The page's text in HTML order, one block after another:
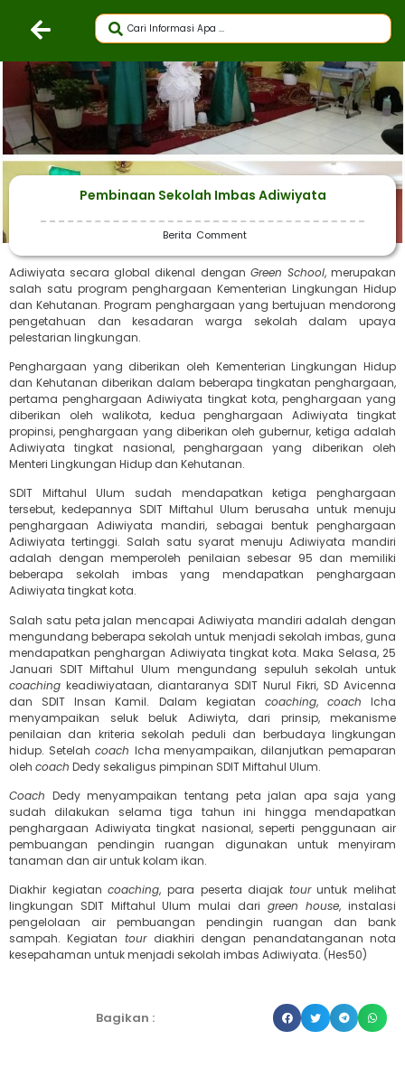
Pembinaan Sekolah Imbas Adiwiyata
Berita Comment
Adiwiyata secara global dikenal dengan Green School, merupakan
salah satu program penghargaan Kementerian Lingkungan Hidup
dan Kehutanan. Program penghargaan yang bertujuan mendorong
pengetahuan dan kesadaran warga sekolah dalam upaya
pelestarian lingkungan.
Penghargaan yang diberikan oleh Kementerian Lingkungan Hidup
dan Kehutanan diberikan dalam beberapa tingkatan penghargaan,
pertama penghargaan Adiwiyata tingkat kota, penghargaan yang
diberikan oleh walikota, kedua penghargaan Adiwiyata tingkat
propinsi, penghargaan yang diberikan oleh gubernur, ketiga adalah
Adiwiyata tingkat nasional, penghargaan yang diberikan oleh
Menteri Lingkungan Hidup dan Kehutanan.
SDIT Miftahul Ulum sudah mendapatkan ketiga penghargaan
tersebut, kedepannya SDIT Miftahul Ulum berusaha untuk menuju
penghargaan Adiwiyata mandiri, sebagai bentuk penghargaan
Adiwiyata tertinggi. Salah satu syarat menuju Adiwiyata mandiri
adalah dengan memperoleh penilaian sebesar 95 dan memiliki
beberapa sekolah imbas yang mendapatkan penghargaan
Adiwiyata tingkat kota.
Salah satu peta jalan mencapai Adiwiyata mandiri adalah dengan
mengundang beberapa sekolah untuk menjadi sekolah imbas, guna
mendapatkan penghargan Adiwiyata tingkat kota. Maka Selasa, 25
Januari SDIT Miftahul Ulum mengundang sepuluh sekolah untuk
coaching keadiwiyataan, diantaranya SDIT Nurul Fikri, SD Avicenna
dan SDIT Insan Kamil. Dalam kegiatan coaching, coach Icha
menyampaikan seluk beluk Adiwiyta, dari prinsip, mekanisme
penilaian dan kriteria sekolah peduli dan berbudaya lingkungan
hidup. Setelah coach Icha menyampaikan, dilanjutkan pemaparan
oleh coach Dedy sekaligus pimpinan SDIT Miftahul Ulum.
Coach Dedy menyampaikan tentang peta jalan apa saja yang
sudah dilakukan selama tiga tahun ini hingga mendapatkan
penghargaan Adiwiyata tingkat nasional, seperti penggunaan air
pembuangan pendingin ruangan digunakan untuk menyiram
tanaman dan air untuk kolam ikan.
Diakhir kegiatancoaching, para peserta diajak touruntuk melihat
lingkungan SDIT Miftahul Ulum mulai dari green house, instalasi
pengelolaan air pembuangan pendingin ruangan dan bank
sampah. Kegiatan tour diakhiri dengan penandatanganan nota
kesepahaman untuk menjadi sekolah imbas Adiwiyata. (Hes50)
Bagikan :